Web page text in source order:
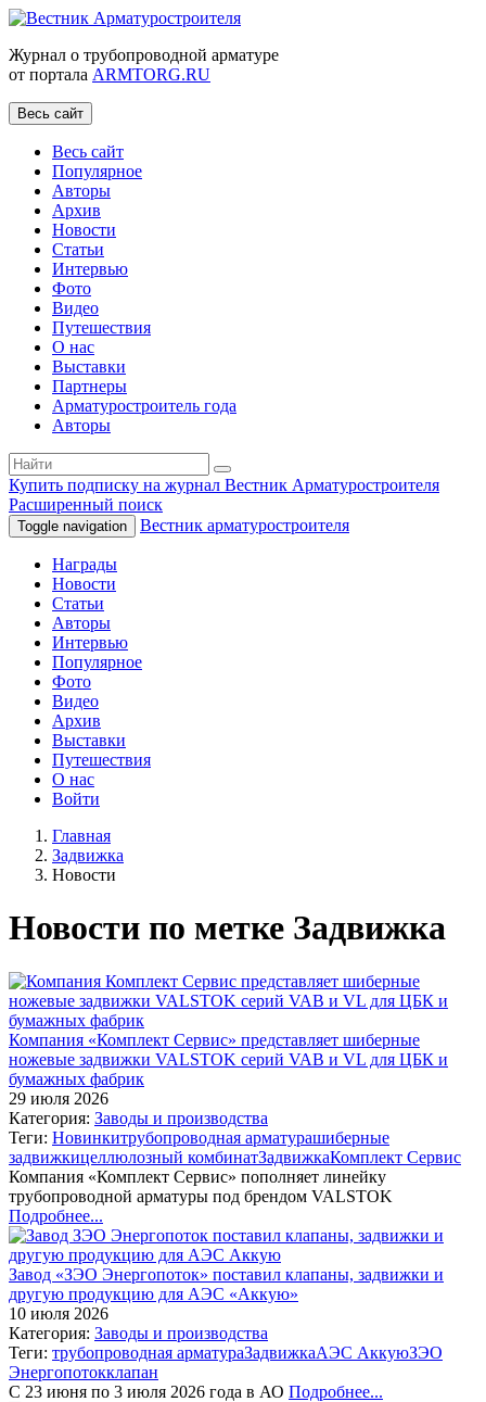
Журнал о трубопроводной арматуре
от портала ARMTORG.RU
Весь сайт
Весь сайт
Популярное
Авторы
Архив
Новости
Статьи
Интервью
Фото
Видео
Путешествия
О нас
Выставки
Партнеры
Арматуростроитель года
Авторы
Купить подписку на журнал Вестник Арматуростроителя
Расширенный поиск
Toggle navigation Вестник арматуростроителя
Награды
Новости
Статьи
Авторы
Интервью
Популярное
Фото
Видео
Архив
Выставки
Путешествия
О нас
Войти
Главная
Задвижка
Новости
Новости по метке Задвижка
Компания «Комплект Сервис» представляет шиберные
ножевые задвижки VALSTOK серий VAB и VL для ЦБК и
бумажных фабрик
29 июля 2026
Категория: Заводы и производства
Теги: Новинкитрубопроводная арматурашиберные
задвижкицеллюлозный комбинатЗадвижкаКомплект Сервис
Компания «Комплект Сервис» пополняет линейку
трубопроводной арматуры под брендом VALSTOK
Подробнее...
Завод «ЗЭО Энергопоток» поставил клапаны, задвижки и
другую продукцию для АЭС «Аккую»
10 июля 2026
Категория: Заводы и производства
Теги: трубопроводная арматураЗадвижкаАЭС АккуюЗЭО
Энергопотокклапан
С 23 июня по 3 июля 2026 года в АО Подробнее...